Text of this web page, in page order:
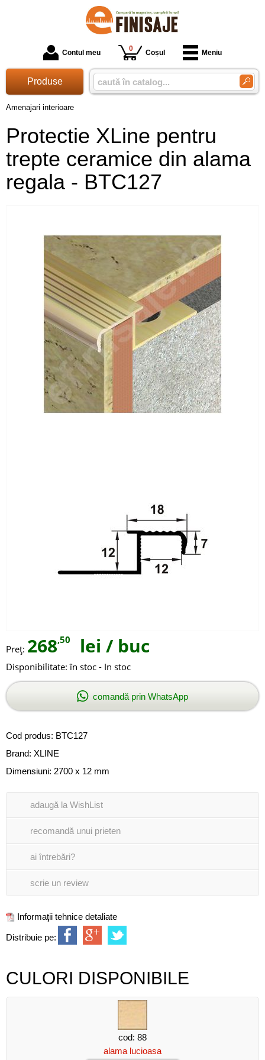
Contul meu 0 Coșul Meniu
Produse
Amenajari interioare
Protectie XLine pentru
trepte ceramice din alama
regala - BTC127
Preţ: 268,50 lei / buc
Disponibilitate: în stoc - In stoc
comandă prin WhatsApp
Cod produs: BTC127
Brand: XLINE
Dimensiuni: 2700 x 12 mm
adaugă la WishList
recomandă unui prieten
ai întrebări?
scrie un review
Informaţii tehnice detaliate
Distribuie pe:
CULORI DISPONIBILE
cod: 88
alama lucioasa